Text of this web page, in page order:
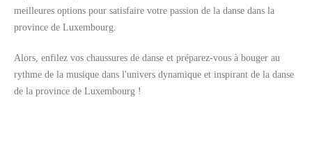
meilleures options pour satisfaire votre passion de la danse dans la
province de Luxembourg.
Alors, enfilez vos chaussures de danse et préparez-vous à bouger au
rythme de la musique dans l'univers dynamique et inspirant de la danse
de la province de Luxembourg !